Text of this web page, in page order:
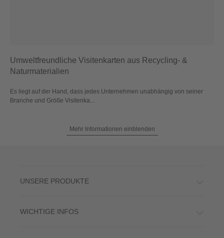
Umweltfreundliche Visitenkarten aus Recycling- &
Naturmaterialien
Es liegt auf der Hand, dass jedes Unternehmen unabhängig von seiner
Branche und Größe Visitenka...
Mehr Informationen einblenden
UNSERE PRODUKTE
WICHTIGE INFOS